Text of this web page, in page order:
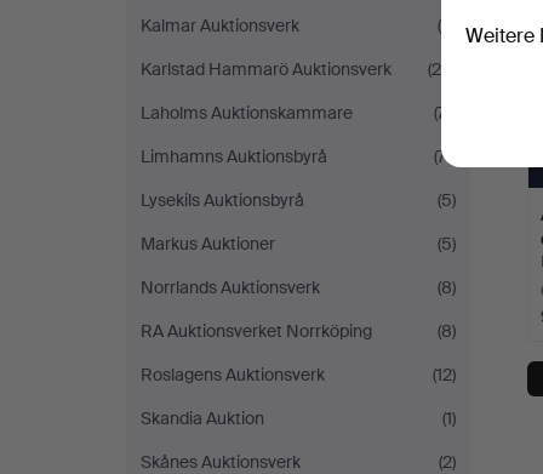
Kalmar Auktionsverk
(8)
Karlstad Hammarö Auktionsverk
(20)
Laholms Auktionskammare
(71)
Limhamns Auktionsbyrå
(71)
Lysekils Auktionsbyrå
(5)
Markus Auktioner
(5)
Norrlands Auktionsverk
(8)
RA Auktionsverket Norrköping
(8)
Roslagens Auktionsverk
(12)
Skandia Auktion
(1)
Skånes Auktionsverk
(2)
Weitere